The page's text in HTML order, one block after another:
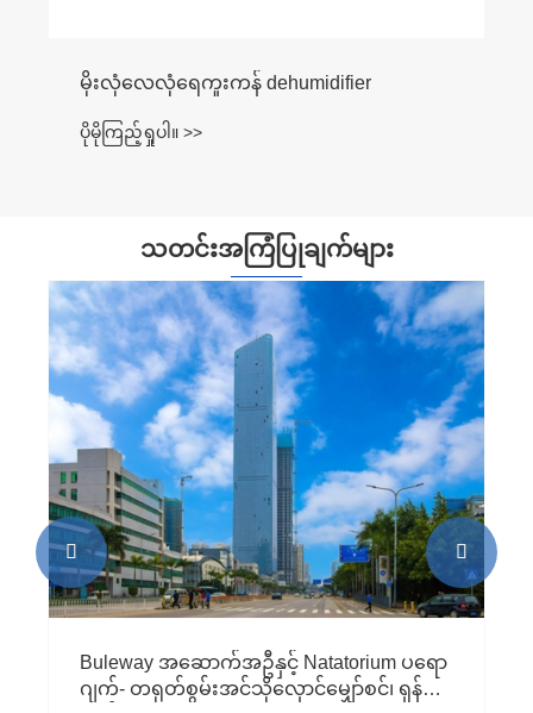
မိုးလုံလေလုံရေကူးကန် dehumidifier
ပိုမိုကြည့်ရှုပါ။ >>
သတင်းအကြံပြုချက်များ
Buleway အဆောက်အဦနှင့် Natatorium ပရော
ဂျက်- တရုတ်စွမ်းအင်သိုလှောင်မျှော်စင်၊ ရှန်
 